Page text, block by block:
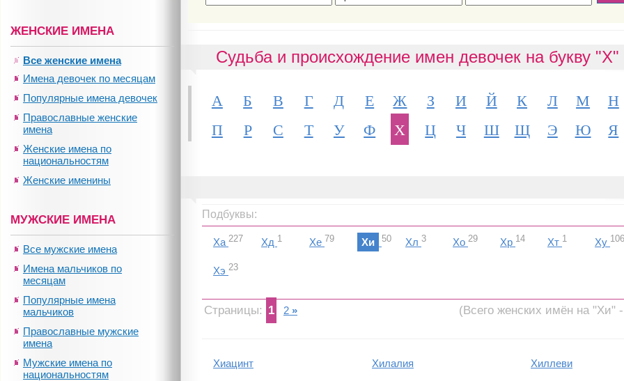
Судьба и происхождение имен девочек на букву
А Б В Г Д Е Ж З И Й К Л М
Н
П
Р С Т У Ф Х Ц Ч Ш Щ Э Ю Я
Подбуквы:
Ха 227 Хд 1 Хе 79 Хи 50 Хл 3 Хо 29 Хр 14 Хт 1 Ху 106
Хэ 23
Страницы: 1 2 » (Всего женских имён на "Хи"
Хиацинт Хилалия Хиллеви
ЖЕНСКИЕ ИМЕНА
Все женские имена
Имена девочек по месяцам
Популярные имена девочек
Православные женские
имена
Женские имена по
национальностям
Женские именины
МУЖСКИЕ ИМЕНА
Все мужские имена
Имена мальчиков по
месяцам
Популярные имена
мальчиков
Православные мужские
имена
Мужские имена по
национальностям